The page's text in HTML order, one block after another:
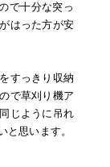
で十分な突っ
はった方が安
すっきり収納
で草刈り機ア
じように吊れ
と思います。